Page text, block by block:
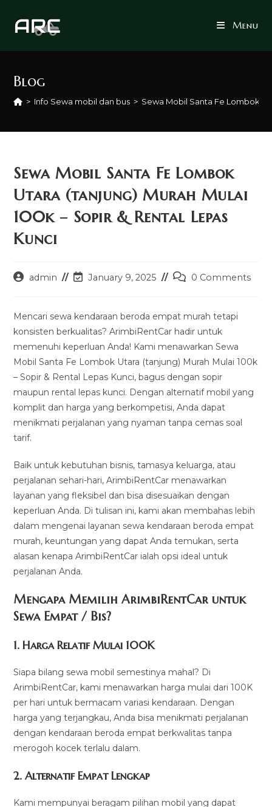
Menu
Blog
> Info Sewa mobil dan bus > Sewa Mobil Santa Fe Lombok
Sewa Mobil Santa Fe Lombok
Utara (tanjung) Murah Mulai
100k – Sopir & Rental Lepas
Kunci
Postadmin
PostJanuary 9, 2025
Post0 Comments
Mencari sewa kendaraan beroda empat murah tetapi
konsisten berkualitas? ArimbiRentCar hadir untuk
memenuhi keperluan Anda! Kami menawarkan Sewa
Mobil Santa Fe Lombok Utara (tanjung) Murah Mulai 100k
– Sopir & Rental Lepas Kunci, bagus dengan sopir
maupun rental lepas kunci. Dengan alternatif mobil yang
komplit dan harga yang berkompetisi, Anda dapat
menikmati perjalanan yang nyaman tanpa cemas soal
tarif.
Baik untuk kebutuhan bisnis, tamasya keluarga, atau
perjalanan sehari-hari, ArimbiRentCar menawarkan
layanan yang fleksibel dan bisa disesuaikan dengan
keperluan Anda. Di tulisan ini, kami akan membahas lebih
dalam mengenai layanan sewa kendaraan beroda empat
murah, keuntungan yang dapat Anda temukan, serta
alasan kenapa ArimbiRentCar ialah opsi ideal untuk
perjalanan Anda.
Mengapa Memilih ArimbiRentCar untuk
Sewa Empat / Bis?
1.Harga Relatif Mulai 100K
Siapa bilang sewa mobil semestinya mahal? Di
ArimbiRentCar, kami menawarkan harga mulai dari 100K
per hari untuk bermacam variasi kendaraan. Dengan
harga yang terjangkau, Anda bisa menikmati perjalanan
dengan kendaraan beroda empat berkwalitas tanpa
merogoh kocek terlalu dalam.
2. Alternatif Empat Lengkap
Kami mempunyai beragam pilihan mobil yang dapat